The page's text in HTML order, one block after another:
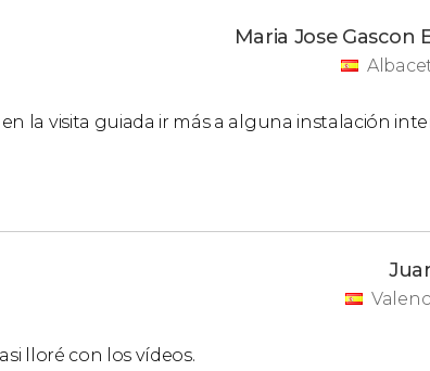
por este tipo de ticket reducido, que solo
años, titulares del Carnet Jove, personas con
Maria Jose Gascon
la visita guiada ir más a alguna instalación
lloré con los vídeos.